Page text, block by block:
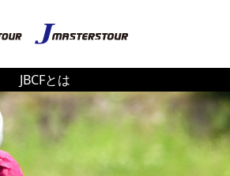
JBCFとは